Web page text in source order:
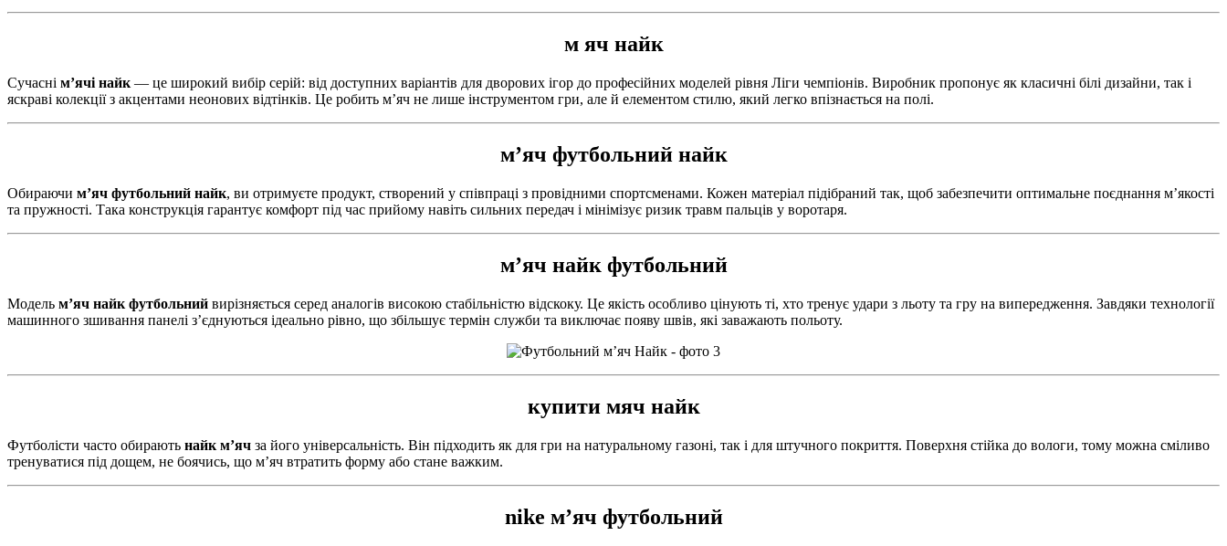
м яч найк
Сучасні м’ячі найк — це широкий вибір серій: від доступних варіантів для дворових ігор до професійних моделей рівня Ліги чемпіонів. Виробник пропонує як класичні білі дизайни, так і
яскраві колекції з акцентами неонових відтінків. Це робить м’яч не лише інструментом гри, але й елементом стилю, який легко впізнається на полі.
м’яч футбольний найк
Обираючи м’яч футбольний найк, ви отримуєте продукт, створений у співпраці з провідними спортсменами. Кожен матеріал підібраний так, щоб забезпечити оптимальне поєднання м’якості
та пружності. Така конструкція гарантує комфорт під час прийому навіть сильних передач і мінімізує ризик травм пальців у воротаря.
м’яч найк футбольний
Модель м’яч найк футбольний вирізняється серед аналогів високою стабільністю відскоку. Це якість особливо цінують ті, хто тренує удари з льоту та гру на випередження. Завдяки технології
машинного зшивання панелі з’єднуються ідеально рівно, що збільшує термін служби та виключає появу швів, які заважають польоту.
купити мяч найк
Футболісти часто обирають найк м’яч за його універсальність. Він підходить як для гри на натуральному газоні, так і для штучного покриття. Поверхня стійка до вологи, тому можна сміливо
тренуватися під дощем, не боячись, що м’яч втратить форму або стане важким.
nike м’яч футбольний